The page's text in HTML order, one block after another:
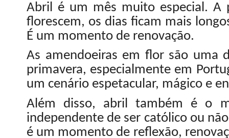
Abril é um mês muito especial. A
florescem, os dias ficam mais
É um momento de renovação.
As amendoeiras em flor são uma
primavera, especialmente em
um cenário espetacular, mágico e
Além disso, abril também é o
independente de ser católico ou
é um momento de reflexão,